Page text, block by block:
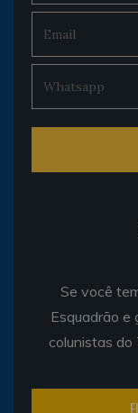
Se você
Esquadrão
colunistas do